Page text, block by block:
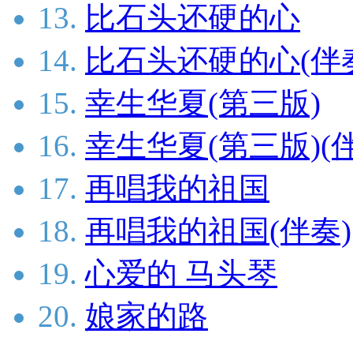
13. 比石头还硬的心
14. 比石头还硬的心(伴
15. 幸生华夏(第三版)
16. 幸生华夏(第三版)(
17. 再唱我的祖国
18. 再唱我的祖国(伴奏)
19. 心爱的 马头琴
20. 娘家的路